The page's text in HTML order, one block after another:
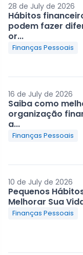
28 de July de 2026
Hábitos
podem fazer
or...
Finanças Pessoais
16 de July de 2026
Saiba como
organização
a...
Finanças Pessoais
10 de July de 2026
Pequenos
Melhorar Sua
Finanças Pessoais